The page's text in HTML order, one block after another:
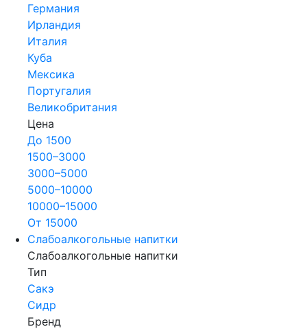
Германия
Ирландия
Италия
Куба
Мексика
Португалия
Великобритания
Цена
До 1500
1500–3000
3000–5000
5000–10000
10000–15000
От 15000
Слабоалкогольные напитки
Слабоалкогольные напитки
Тип
Сакэ
Сидр
Бренд